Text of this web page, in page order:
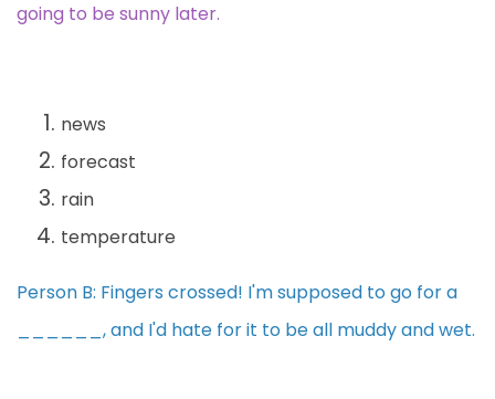
going to be sunny later.
news
forecast
rain
temperature
Person B: Fingers crossed! I'm supposed to go for a
______, and I'd hate for it to be all muddy and wet.